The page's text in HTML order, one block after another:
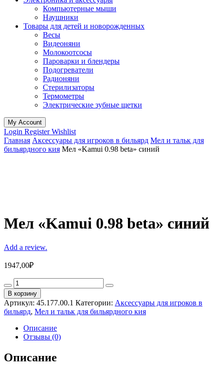
Компьютерные мыши
Наушники
Товары для детей и новорожденных
Весы
Видеоняни
Молокоотсосы
Пароварки и блендеры
Подогреватели
Радионяни
Стерилизаторы
Термометры
Электрические зубные щетки
My Account
Login RegisterWishlist
Главная Аксессуары для игроков в бильярд Мел и тальк для
бильярдного кия Мел «Kamui 0.98 beta» синий
Мел «Kamui 0.98 beta» синий
Add a review.
1947,00₽
Мел
«Kamui
0.98
beta»
синий
quantity
В корзину
Артикул: 45.177.00.1 Категории: Аксессуары для игроков в
бильярд, Мел и тальк для бильярдного кия
Описание
Отзывы (0)
Описание